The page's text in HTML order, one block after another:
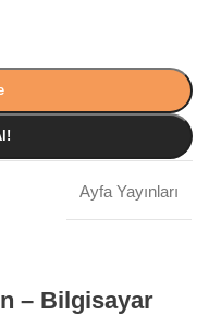
Ayfa Yayınları
– Bilgisayar